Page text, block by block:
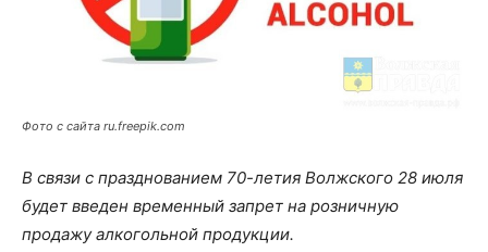
Фото с сайта ru.freepik.com
В связи с празднованием 70-летия Волжского 28 июля
будет введен временный запрет на розничную
продажу алкогольной продукции.